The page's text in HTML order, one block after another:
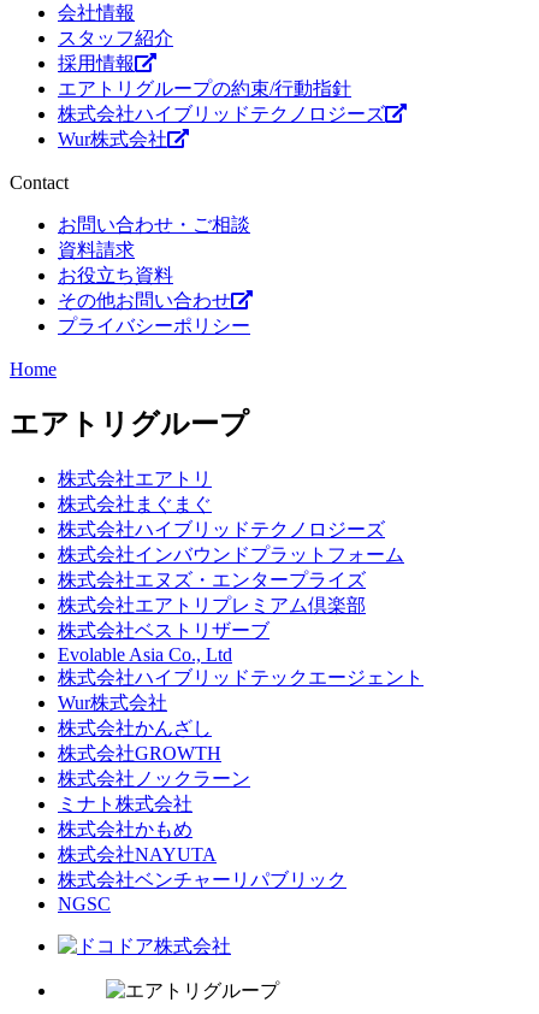
会社情報
スタッフ紹介
採用情報
エアトリグループの約束/行動指針
株式会社ハイブリッドテクノロジーズ
Wur株式会社
Contact
お問い合わせ・ご相談
資料請求
お役立ち資料
その他お問い合わせ
プライバシーポリシー
Home
エアトリグループ
株式会社エアトリ
株式会社まぐまぐ
株式会社ハイブリッドテクノロジーズ
株式会社インバウンドプラットフォーム
株式会社エヌズ・エンタープライズ
株式会社エアトリプレミアム倶楽部
株式会社ベストリザーブ
Evolable Asia Co., Ltd
株式会社ハイブリッドテックエージェント
Wur株式会社
株式会社かんざし
株式会社GROWTH
株式会社ノックラーン
ミナト株式会社
株式会社かもめ
株式会社NAYUTA
株式会社ベンチャーリパブリック
NGSC